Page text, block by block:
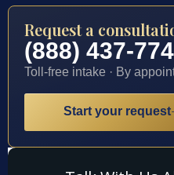
Request a
(888) 437-
Toll-free intake · By
Start your request